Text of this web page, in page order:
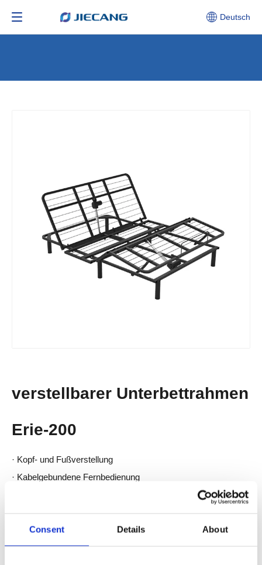
Consent Details About
Deutsch
verstellbarer Unterbettrahmen
Erie-200
· Kopf- und Fußverstellung
· Kabelgebundene Fernbedienung